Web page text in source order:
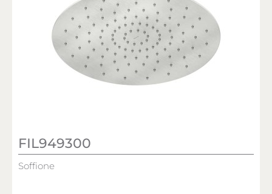
FIL949300
Soffione